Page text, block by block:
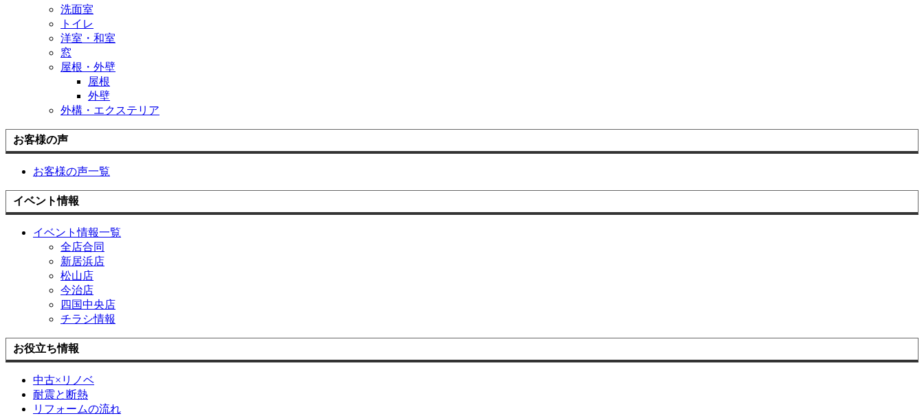
洗面室
トイレ
洋室・和室
窓
屋根・外壁
屋根
外壁
外構・エクステリア
お客様の声
お客様の声一覧
イベント情報
イベント情報一覧
全店合同
新居浜店
松山店
今治店
四国中央店
チラシ情報
お役立ち情報
中古×リノベ
耐震と断熱
リフォームの流れ